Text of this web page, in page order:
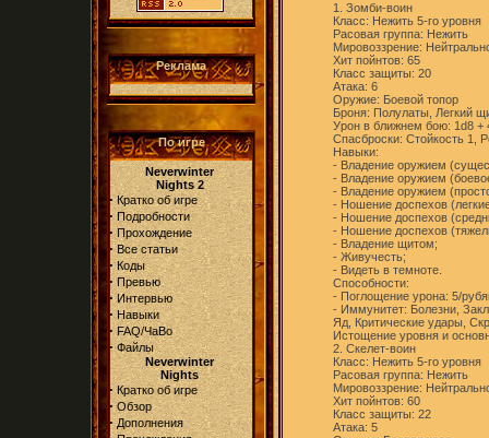
Реклама
По игре
Neverwinter
Nights 2
· Кратко об игре
· Подробности
· Прохождение
· Все статьи
· Коды
· Превью
· Интервью
· Навыки
· FAQ/ЧаВо
· Файлы
Neverwinter
Nights
· Кратко об игре
· Обзор
· Дополнения
1. Зомби-воин
Класс: Нежить 5-го уровня
Расовая группа: Нежить
Мировоззрение:
Хит пойнтов: 65
Класс защиты: 20
Атака: 6
Оружие: Боевой топор
Броня: Полулаты, Легкий
Урон в ближнем бою: 1d8 +
Спасброски: Стойкость 1,
Навыки:
- Владение оружием
- Владение оружием
- Владение оружием
- Ношение доспехов
- Ношение доспехов
- Ношение доспехов
- Владение щитом;
- Живучесть;
- Видеть в темноте.
Способности:
- Поглощение урона: 5/
- Иммунитет: Болезни,
Яд, Критические удары,
Истощение уровня и
2. Скелет-воин
Класс: Нежить 5-го уровня
Расовая группа: Нежить
Мировоззрение:
Хит пойнтов: 60
Класс защиты: 22
Атака: 5